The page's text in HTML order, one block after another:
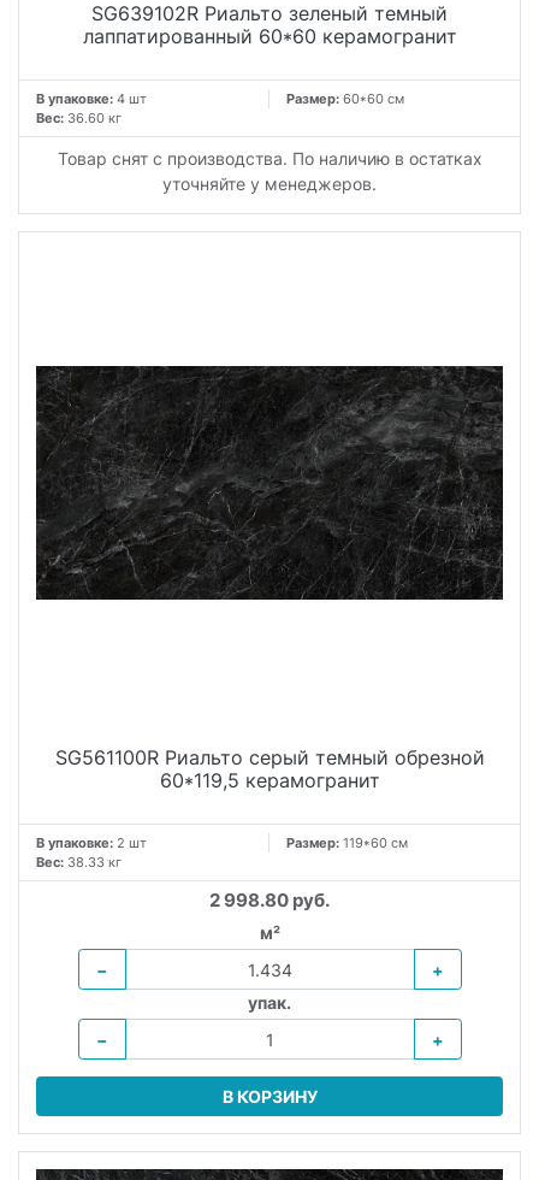
SG639102R Риальто зеленый темный
лаппатированный 60*60 керамогранит
В упаковке: 4 шт Размер: 60*60 см
Вес: 36.60 кг
Товар снят с производства. По наличию в остатках
уточняйте у менеджеров.
SG561100R Риальто серый темный обрезной
60*119,5 керамогранит
В упаковке: 2 шт Размер: 119*60 см
Вес: 38.33 кг
2 998.80 руб.
м²
−
+
упак.
−
+
В КОРЗИНУ